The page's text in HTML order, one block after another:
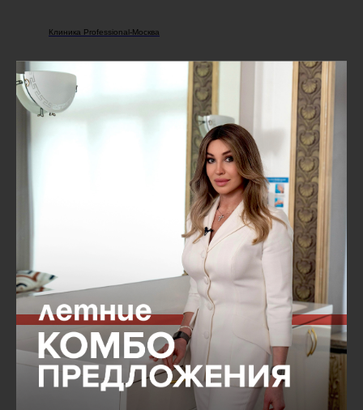
Клиника Professional-Москва